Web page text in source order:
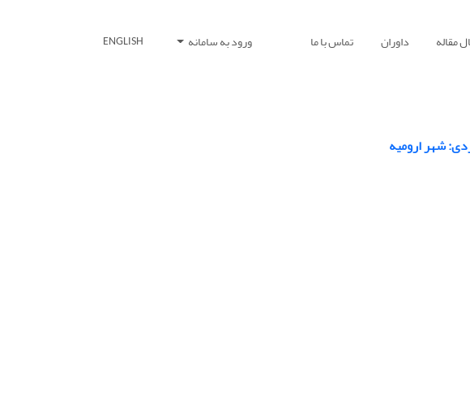
مقاله داوران تماس با ما ورود به سامانه ENGLISH
شهر ارومیه